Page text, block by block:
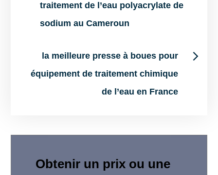
navigation
traitement de l’eau polyacrylate de
sodium au Cameroun
la meilleure presse à boues pour
équipement de traitement chimique
de l’eau en France
Obtenir un prix ou une